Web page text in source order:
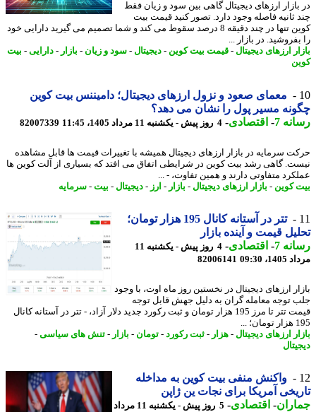
ارزهای دیجیتال گاهی بین سود و زیان فقط
ثانیه فاصله وجود دارد. تصور کنید قیمت بیت
کوین تنها در چند دقیقه 8 درصد سقوط می کند و شما تصمیم می گیرید دارایی خود
در بازار ...
ارزهای دیجیتال-قیمت بیت کوین-دیجیتال-سود و زیان -بازار - دارایی- بیت
معمای صعود و نزول ارزهای دیجیتال؛ دامیننس بیت کوین
مسیر پول را نشان می دهد؟
7
-اقتصادی-4 روز پیش - یکشنبه 11 مرداد 1405، 11:45 82007339
سرمایه در بازار ارزهای دیجیتال همیشه با تغییرات قیمت ها قابل مشاهده
گاهی رشد بیت کوین در شرایطی اتفاق می افتد که بسیاری از آلت کوین ها
متفاوتی دارند و همین تفاوت، - ...
کوین-بازار ارزهای دیجیتال-بازار - ارز - دیجیتال-بیت -سرمایه
تتر در آستانه کانال 195 هزار تومان؛
قیمت و آینده بازار
7
-اقتصادی-
4 روز پیش - یکشنبه 11
09:30
82006141
ارزهای دیجیتال در نخستین روز ماه اوت، با وجود
توجه معامله گران به دلیل جهش قابل توجه
قیمت تتر تا مرز 195 هزار تومان و ثبت رکورد جدید دلار آزاد، - تتر در آستانه کانال
ارزهای دیجیتال-هزار - ثبت رکورد-تومان-بازار - تنش های سیاسی-
واکنش منفی بیت کوین به ️مداخله
آمریکا برای نجات ین ژاپن
- اقتصادی-
5 روز پیش - یکشنبه 11 مرداد